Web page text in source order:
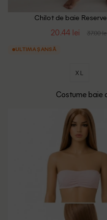
Chilot de baie
20.44 lei 37.00
ULTIMA ȘANSĂ
XL
Costume baie